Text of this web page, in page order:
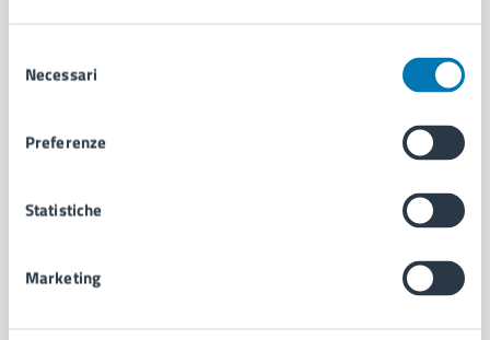
delNecessari
Preferenze
Statistiche
Marketing
Personale amministrativo
Documenti e dati
Ambiente
Autorizzazioni